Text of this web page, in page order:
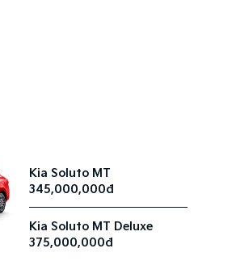
Kia Soluto MT
345,000,000đ
Kia Soluto MT Deluxe
375,000,000đ